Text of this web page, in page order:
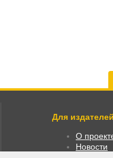
Для
О
Новости